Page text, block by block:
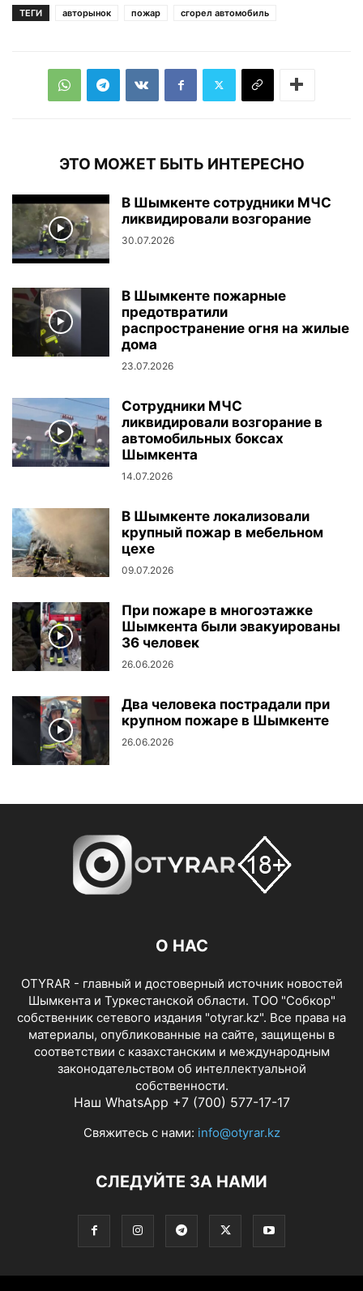
ТЕГИ авторынок пожар сгорел автомобиль
ЭТО МОЖЕТ БЫТЬ ИНТЕРЕСНО
В Шымкенте сотрудники МЧС
ликвидировали возгорание
30.07.2026
В Шымкенте пожарные
предотвратили
распространение огня на жилые
дома
23.07.2026
Сотрудники МЧС
ликвидировали возгорание в
автомобильных боксах
Шымкента
14.07.2026
В Шымкенте локализовали
крупный пожар в мебельном
цехе
09.07.2026
При пожаре в многоэтажке
Шымкента были эвакуированы
36 человек
26.06.2026
Два человека пострадали при
крупном пожаре в Шымкенте
26.06.2026
О НАС
OTYRAR - главный и достоверный источник новостей
Шымкента и Туркестанской области. ТОО "Собкор"
собственник сетевого издания "otyrar.kz". Все права на
материалы, опубликованные на сайте, защищены в
соответствии с казахстанским и международным
законодательством об интеллектуальной
собственности.
Наш WhatsApp +7 (700) 577-17-17
Свяжитесь с нами: info@otyrar.kz
СЛЕДУЙТЕ ЗА НАМИ